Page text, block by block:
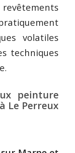
volatiles
techniques
peinture
Le Perreux